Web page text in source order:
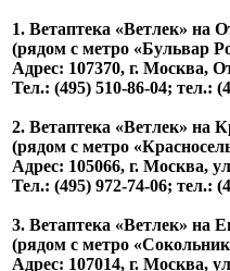
1. Ветаптека «Ветлек» на
(рядом с метро «Бульвар
Адрес: 107370, г. Москва,
Тел.: (495) 510-86-04; тел.:
2. Ветаптека «Ветлек» на
(рядом с метро
Адрес: 105066, г. Москва,
Тел.: (495) 972-74-06; тел.:
3. Ветаптека «Ветлек» на
(рядом с метро
Адрес: 107014, г. Москва,